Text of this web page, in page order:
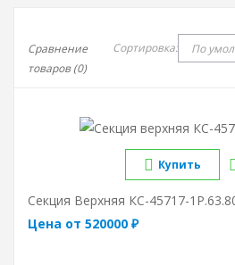
Сравнение
товаров (0)
Сортировка:
Купить
Секция Верхняя КС-45717-
Цена от 520000 ₽